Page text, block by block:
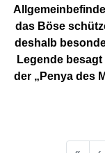
das Böse
deshalb
Legende
der „Penya des